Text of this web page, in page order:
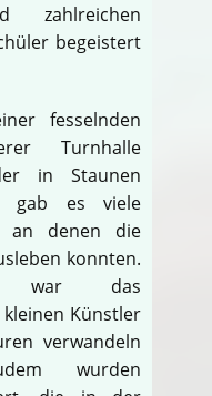
zahlreichen
begeistert
fesselnden
Turnhalle
in Staunen
gab es viele
an denen die
konnten.
war das
Künstler
verwandeln
wurden